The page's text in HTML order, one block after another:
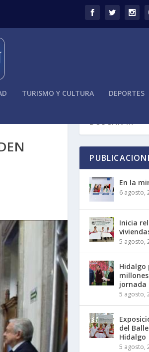
TURISMO Y CULTURA DEPORTES
En la
6 agosto,
Inicia
5 agosto,
Hidalgo
jornada
5 agosto,
del
Hidalgo
5 agosto,